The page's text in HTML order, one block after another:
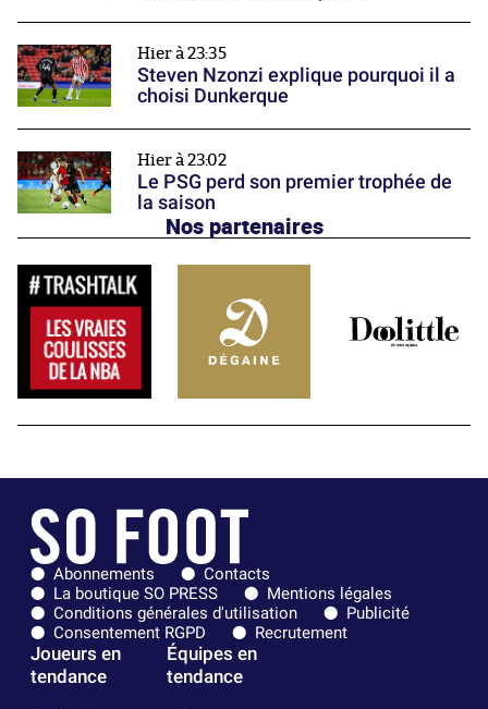
Hier à 23:35
Steven Nzonzi explique pourquoi il a
choisi Dunkerque
Hier à 23:02
Le PSG perd son premier trophée de
la saison
Nos partenaires
Abonnements
Contacts
La boutique SO PRESS
Mentions légales
Conditions générales d'utilisation
Publicité
Consentement RGPD
Recrutement
Joueurs en
tendance
Équipes en
tendance